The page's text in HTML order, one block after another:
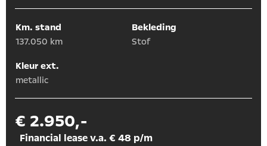
Km. stand
137.050 km
Bekleding
Stof
Kleur ext.
metallic
€ 2.950,-
Financial lease v.a. € 48 p/m